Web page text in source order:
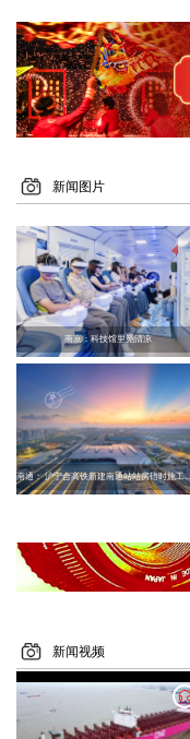
新闻图片
南京：科技馆里觅清凉
南通： 沪宁合高铁新建南通
新闻视频